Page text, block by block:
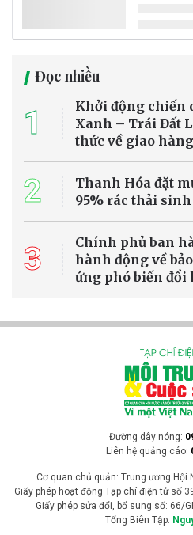
Đọc nhiều
1
Khởi động chiến
Xanh – Trái Đất
thức về giao
2
Thanh Hóa đặt
95% rác thải
3
Chính phủ ban
hành động về
ứng phó biến đổi
Đường dây nóng:
Liên hệ quảng cáo:
Cơ quan chủ quản: Trung ương Hội
Giấy phép hoạt động Tạp chí điện tử số
Giấy phép sửa đổi, bổ sung số: 66/
Tổng Biên Tập: